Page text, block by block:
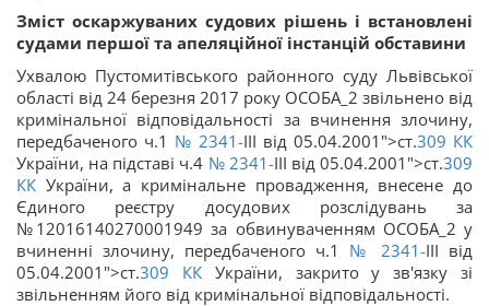
Зміст оскаржуваних судових рішень і встановлені
судами першої та апеляційної інстанцій обставини
Ухвалою Пустомитівського районного суду Львівської
області від 24 березня 2017 року ОСОБА_2 звільнено від
кримінальної відповідальності за вчинення злочину,
передбаченого ч.1 № 2341-III від 05.04.2001">ст.309 КК
України, на підставі ч.4 № 2341-III від 05.04.2001">ст.309
КК України, а кримінальне провадження, внесене до
Єдиного реєстру досудових розслідувань за
№12016140270001949 за обвинуваченням ОСОБА_2 у
вчиненні злочину, передбаченого ч.1 № 2341-III від
05.04.2001">ст.309 ККУкраїни, закрито у зв'язку зі
звільненням його від кримінальної відповідальності.